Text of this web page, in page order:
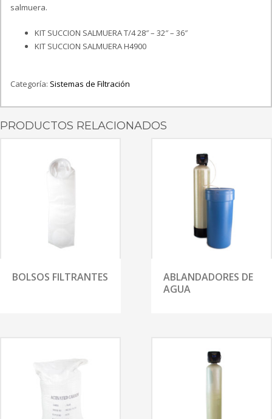
salmuera.
KIT SUCCION SALMUERA T/4 28″ – 32″ – 36″
KIT SUCCION SALMUERA H4900
Categoría: Sistemas de Filtración
PRODUCTOS RELACIONADOS
BOLSOS FILTRANTES
ABLANDADORES DE
AGUA